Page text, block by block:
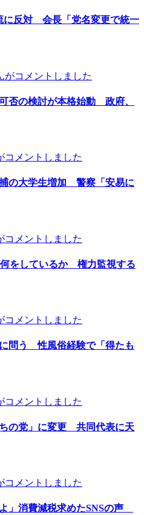
に反対 会長「党名変更で統一
がコメントしました
否の検討が本格始動 政府、
コメントしました
捕の大学生増加 警察「安易に
コメントしました
をしているか 権力監視する
コメントしました
に問う 性風俗経験で「得たも
コメントしました
の党」に変更 共同代表に天
コメントしました
」消費減税求めたSNSの声